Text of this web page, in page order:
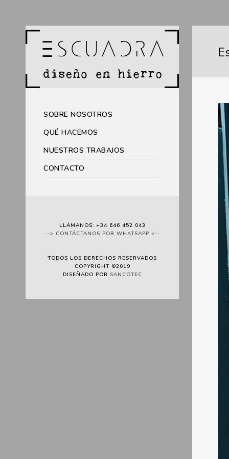
SOBRE NOSOTROS
QUÉ HACEMOS
NUESTROS TRABAJOS
CONTACTO
LLÁMANOS: +34 646 452 043
--> CONTÁCTANOS POR WHATSAPP <--
TODOS LOS DERECHOS RESERVADOS
COPYRIGHT ©2019
DISEÑADO POR SANCOTEC